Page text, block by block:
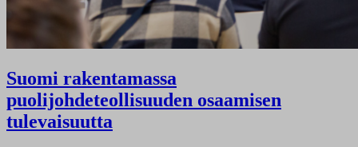
Suomi rakentamassa
puolijohdeteollisuuden osaamisen
tulevaisuutta